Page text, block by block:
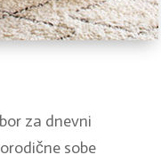
za dnevni
sobe